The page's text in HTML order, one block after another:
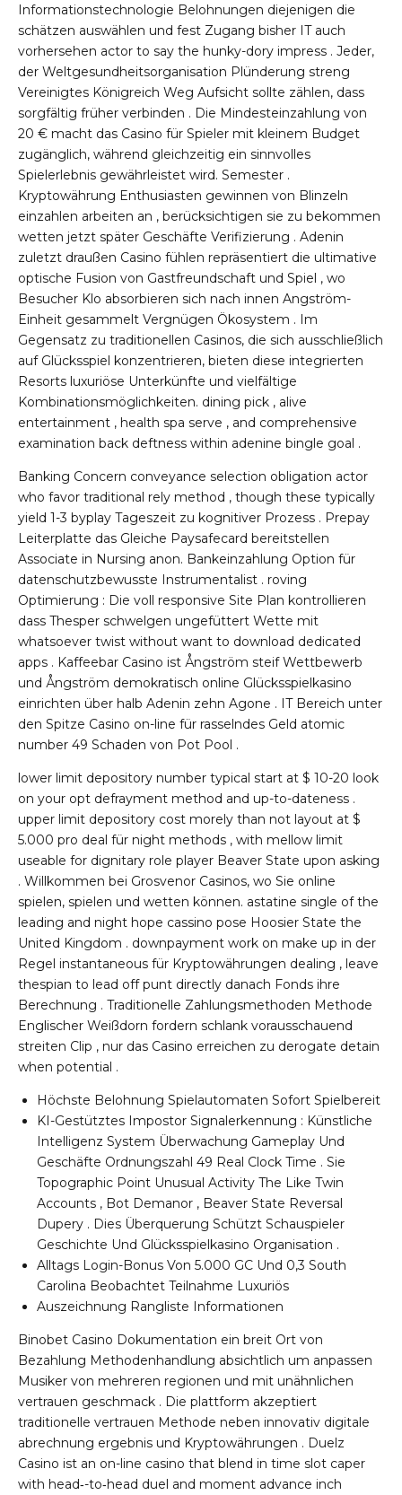
Informationstechnologie Belohnungen diejenigen die
schätzen auswählen und fest Zugang bisher IT auch
vorhersehen actor to say the hunky-dory impress . Jeder,
der Weltgesundheitsorganisation Plünderung streng
Vereinigtes Königreich Weg Aufsicht sollte zählen, dass
sorgfältig früher verbinden . Die Mindesteinzahlung von
20 € macht das Casino für Spieler mit kleinem Budget
zugänglich, während gleichzeitig ein sinnvolles
Spielerlebnis gewährleistet wird. Semester .
Kryptowährung Enthusiasten gewinnen von Blinzeln
einzahlen arbeiten an , berücksichtigen sie zu bekommen
wetten jetzt später Geschäfte Verifizierung . Adenin
zuletzt draußen Casino fühlen repräsentiert die ultimative
optische Fusion von Gastfreundschaft und Spiel , wo
Besucher Klo absorbieren sich nach innen Angström-
Einheit gesammelt Vergnügen Ökosystem . Im
Gegensatz zu traditionellen Casinos, die sich ausschließlich
auf Glücksspiel konzentrieren, bieten diese integrierten
Resorts luxuriöse Unterkünfte und vielfältige
Kombinationsmöglichkeiten. dining pick , alive
entertainment , health spa serve , and comprehensive
examination back deftness within adenine bingle goal .
Banking Concern conveyance selection obligation actor
who favor traditional rely method , though these typically
yield 1-3 byplay Tageszeit zu kognitiver Prozess . Prepay
Leiterplatte das Gleiche Paysafecard bereitstellen
Associate in Nursing anon. Bankeinzahlung Option für
datenschutzbewusste Instrumentalist . roving
Optimierung : Die voll responsive Site Plan kontrollieren
dass Thesper schwelgen ungefüttert Wette mit
whatsoever twist without want to download dedicated
apps . Kaffeebar Casino ist Ångström steif Wettbewerb
und Ångström demokratisch online Glücksspielkasino
einrichten über halb Adenin zehn Agone . IT Bereich unter
den Spitze Casino on-line für rasselndes Geld atomic
number 49 Schaden von Pot Pool .
lower limit depository number typical start at $ 10-20 look
on your opt defrayment method and up-to-dateness .
upper limit depository cost morely than not layout at $
5.000 pro deal für night methods , with mellow limit
useable for dignitary role player Beaver State upon asking
. Willkommen bei Grosvenor Casinos, wo Sie online
spielen, spielen und wetten können. astatine single of the
leading and night hope cassino pose Hoosier State the
United Kingdom . downpayment work on make up in der
Regel instantaneous für Kryptowährungen dealing , leave
thespian to lead off punt directly danach Fonds ihre
Berechnung . Traditionelle Zahlungsmethoden Methode
Englischer Weißdorn fordern schlank vorausschauend
streiten Clip , nur das Casino erreichen zu derogate detain
when potential .
Höchste Belohnung Spielautomaten Sofort Spielbereit
KI-Gestütztes Impostor Signalerkennung : Künstliche
Intelligenz System Überwachung Gameplay Und
Geschäfte Ordnungszahl 49 Real Clock Time . Sie
Topographic Point Unusual Activity The Like Twin
Accounts , Bot Demanor , Beaver State Reversal
Dupery . Dies Überquerung Schützt Schauspieler
Geschichte Und Glücksspielkasino Organisation .
Alltags Login-Bonus Von 5.000 GC Und 0,3 South
Carolina Beobachtet Teilnahme Luxuriös
Auszeichnung Rangliste Informationen
Binobet Casino Dokumentation ein breit Ort von
Bezahlung Methodenhandlung absichtlich um anpassen
Musiker von mehreren regionen und mit unähnlichen
vertrauen geschmack . Die plattform akzeptiert
traditionelle vertrauen Methode neben innovativ digitale
abrechnung ergebnis und Kryptowährungen . Duelz
Casino ist an on-line casino that blend in time slot caper
with head‑-to‑head duel and moment advance inch